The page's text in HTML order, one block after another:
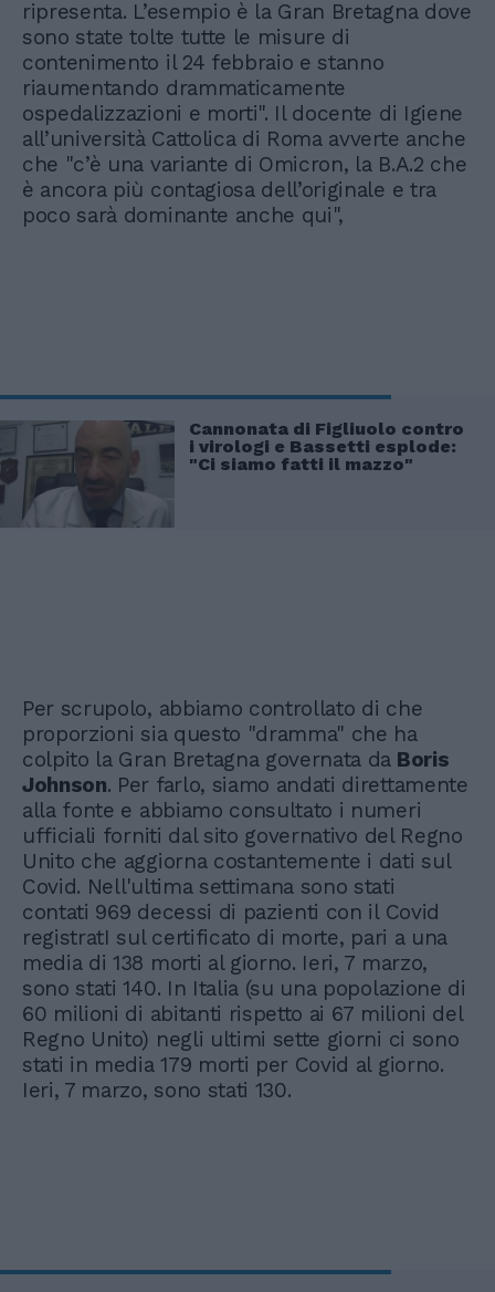
ripresenta. L’esempio è la Gran Bretagna dove
sono state tolte tutte le misure di
contenimento il 24 febbraio e stanno
riaumentando drammaticamente
ospedalizzazioni e morti". Il docente di Igiene
all’università Cattolica di Roma avverte anche
che "c’è una variante di Omicron, la B.A.2 che
è ancora più contagiosa dell’originale e tra
poco sarà dominante anche qui",
Cannonata di Figliuolo contro
i virologi e Bassetti esplode:
"Ci siamo fatti il mazzo"
Per scrupolo, abbiamo controllato di che
proporzioni sia questo "dramma" che ha
colpito la Gran Bretagna governata da Boris
Johnson. Per farlo, siamo andati direttamente
alla fonte e abbiamo consultato i numeri
ufficiali forniti dal sito governativo del Regno
Unito che aggiorna costantemente i dati sul
Covid. Nell'ultima settimana sono stati
contati 969 decessi di pazienti con il Covid
registratI sul certificato di morte, pari a una
media di 138 morti al giorno. Ieri, 7 marzo,
sono stati 140. In Italia (su una popolazione di
60 milioni di abitanti rispetto ai 67 milioni del
Regno Unito) negli ultimi sette giorni ci sono
stati in media 179 morti per Covid al giorno.
Ieri, 7 marzo, sono stati 130.